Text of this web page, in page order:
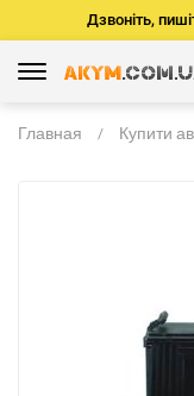
Дзвоніть,
Главная Купити